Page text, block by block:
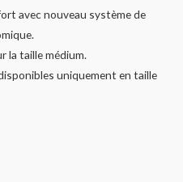
avec nouveau système de
la taille médium.
uniquement en taille